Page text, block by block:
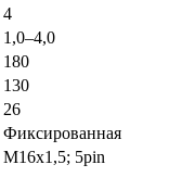
4
1,0–4,0
180
130
26
Фиксированная
M16х1,5; 5pin